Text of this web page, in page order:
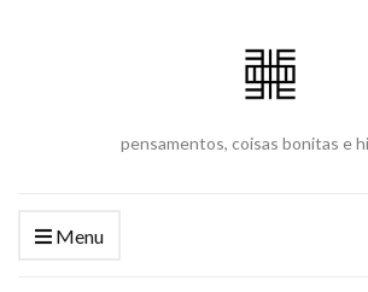
pensamentos, coisas bonitas e
Menu